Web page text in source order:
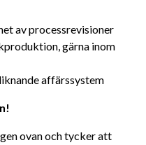
av processrevisioner
gärna inom
affärssystem
ovan och tycker att